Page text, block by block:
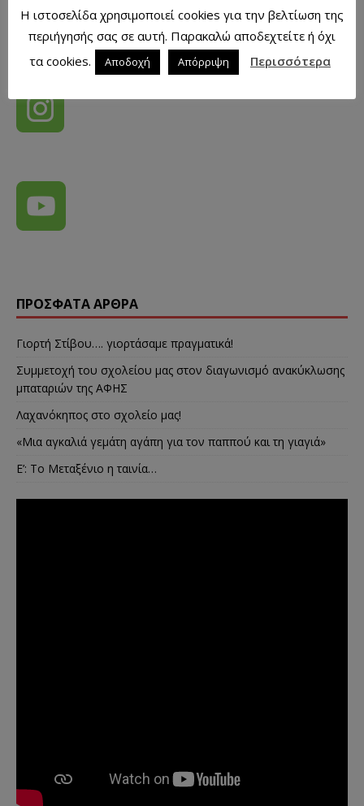
ΠΡΌΣΦΑΤΑ ΆΡΘΡΑ
Γιορτή Στίβου…. γιορτάσαμε πραγματικά!
Συμμετοχή του σχολείου μας στον διαγωνισμό ανακύκλωσης
μπαταριών της ΑΦΗΣ
Λαχανόκηπος στο σχολείο μας!
«Μια αγκαλιά γεμάτη αγάπη για τον παππού και τη γιαγιά»
E’: Το Μεταξένιο η ταινία…
Η ιστοσελίδα χρησιμοποιεί cookies για την βελτίωση της
περιήγησής σας σε αυτή. Παρακαλώ αποδεχτείτε ή όχι
τα cookies.
Αποδοχή Απόρριψη Περισσότερα